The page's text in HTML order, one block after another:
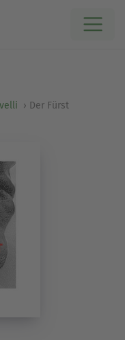
Der Fürst